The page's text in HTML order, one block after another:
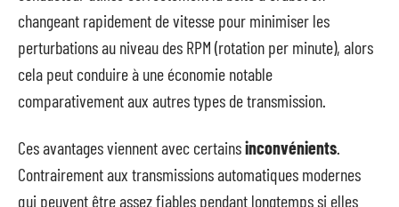
changeant rapidement de vitesse pour minimiser les
perturbations au niveau des RPM (rotation per minute), alors
cela peut conduire à une économie notable
comparativement aux autres types de transmission.
Ces avantages viennent avec certainsinconvénients
Contrairement aux transmissions automatiques modernes
qui peuvent être assez fiables pendant longtemps si elles